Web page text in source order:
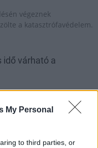
My Personal
to third parties, or
végeznek
a katasztrófavédelem.
idő várható a